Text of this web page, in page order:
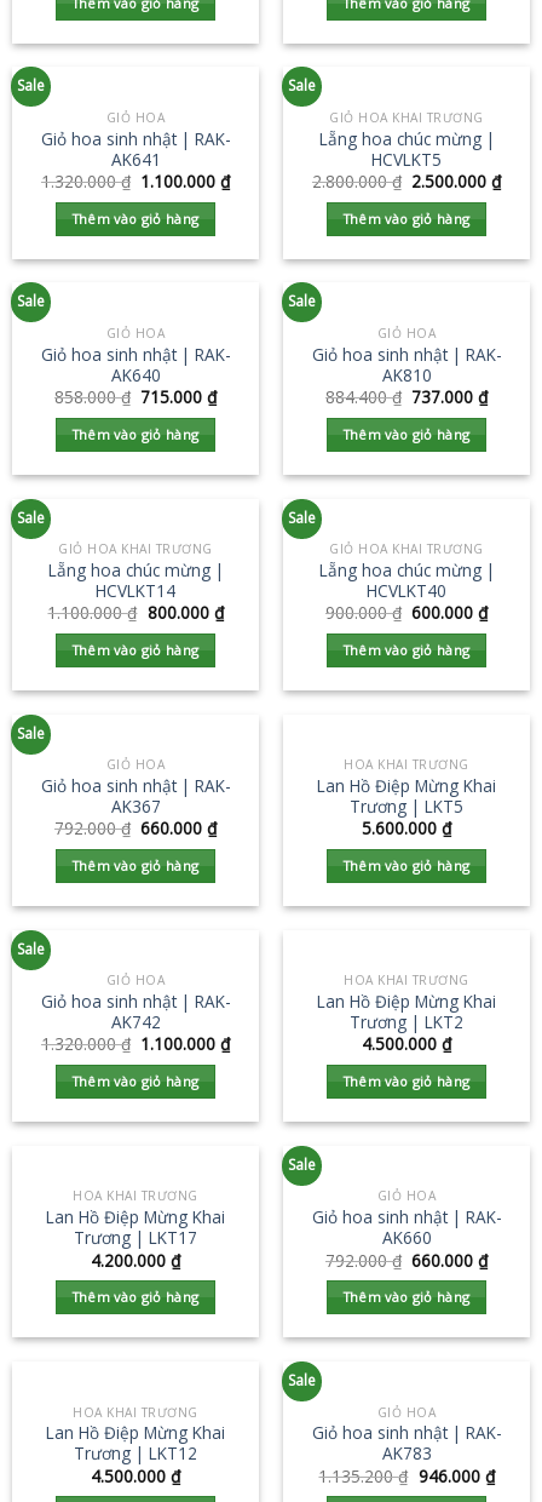
Sale
GIỎ HOA
Giỏ hoa sinh nhật | RAK-
AK641
1.320.000₫ 1.100.000₫
Thêm vào giỏ hàng
Sale
GIỎ HOA KHAI TRƯƠNG
Lẵng hoa chúc mừng |
HCVLKT5
2.800.000₫ 2.500.000₫
Thêm vào giỏ hàng
Sale
GIỎ HOA
Giỏ hoa sinh nhật | RAK-
AK640
858.000₫ 715.000₫
Thêm vào giỏ hàng
Sale
GIỎ HOA
Giỏ hoa sinh nhật | RAK-
AK810
884.400₫ 737.000₫
Thêm vào giỏ hàng
Sale
GIỎ HOA KHAI TRƯƠNG
Lẵng hoa chúc mừng |
HCVLKT14
1.100.000₫ 800.000 ₫
Thêm vào giỏ hàng
Sale
GIỎ HOA KHAI TRƯƠNG
Lẵng hoa chúc mừng |
HCVLKT40
900.000₫ 600.000₫
Thêm vào giỏ hàng
Sale
GIỎ HOA
Giỏ hoa sinh nhật | RAK-
AK367
792.000₫ 660.000₫
Thêm vào giỏ hàng
HOA KHAI TRƯƠNG
Lan Hồ Điệp Mừng Khai
Trương | LKT5
5.600.000 ₫
Thêm vào giỏ hàng
Sale
GIỎ HOA
Giỏ hoa sinh nhật | RAK-
AK742
1.320.000₫ 1.100.000₫
Thêm vào giỏ hàng
HOA KHAI TRƯƠNG
Lan Hồ Điệp Mừng Khai
Trương | LKT2
4.500.000 ₫
Thêm vào giỏ hàng
HOA KHAI TRƯƠNG
Lan Hồ Điệp Mừng Khai
Trương | LKT17
4.200.000 ₫
Thêm vào giỏ hàng
Sale
GIỎ HOA
Giỏ hoa sinh nhật | RAK-
AK660
792.000₫ 660.000₫
Thêm vào giỏ hàng
HOA KHAI TRƯƠNG
Lan Hồ Điệp Mừng Khai
Trương | LKT12
4.500.000 ₫
Sale
GIỎ HOA
Giỏ hoa sinh nhật | RAK-
AK783
1.135.200₫ 946.000 ₫